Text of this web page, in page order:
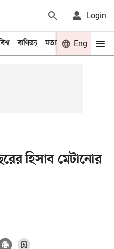
Login
বাণিজ্য মতামত খেলা
Eng
হিসাব মেটানোর